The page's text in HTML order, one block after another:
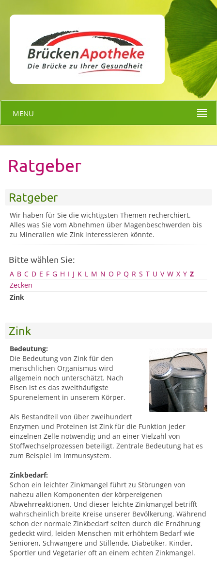
MENU
Ratgeber
Ratgeber
Wir haben für Sie die wichtigsten Themen recherchiert.
Alles was Sie vom Abnehmen über Magenbeschwerden bis
zu Mineralien wie Zink interessieren könnte.
Bitte wählen Sie:
A B C D E F G H I J K L M N O P Q R S T U V W X Y Z
Zecken
Zink
Zink
Bedeutung:
Die Bedeutung von Zink für den
menschlichen Organismus wird
allgemein noch unterschätzt. Nach
Eisen ist es das zweithäufigste
Spurenelement in unserem Körper.
Als Bestandteil von über zweihundert
Enzymen und Proteinen ist Zink für die Funktion jeder
einzelnen Zelle notwendig und an einer Vielzahl von
Stoffwechselprozessen beteiligt. Zentrale Bedeutung hat es
zum Beispiel im Immunsystem.
Zinkbedarf:
Schon ein leichter Zinkmangel führt zu Störungen von
nahezu allen Komponenten der körpereigenen
Abwehrreaktionen. Und dieser leichte Zinkmangel betrifft
wahrscheinlich breite Kreise unserer Bevölkerung. Während
schon der normale Zinkbedarf selten durch die Ernährung
gedeckt wird, leiden Menschen mit erhöhtem Bedarf wie
Senioren, Schwangere und Stillende, Diabetiker, Kinder,
Sportler und Vegetarier oft an einem echten Zinkmangel.